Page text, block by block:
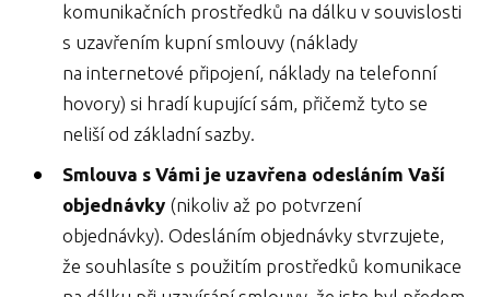
komunikačních prostředků na dálku v souvislosti
s uzavřením kupní smlouvy (náklady
na internetové připojení, náklady na telefonní
hovory) si hradí kupující sám, přičemž tyto se
neliší od základní sazby.
Smlouva s Vámi je uzavřena odesláním Vaší
objednávky (nikoliv až po potvrzení
objednávky). Odesláním objednávky stvrzujete,
že souhlasíte s použitím prostředků komunikace